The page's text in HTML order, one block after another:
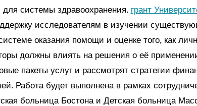
системы здравоохранения. грант
исследователям в изучении
оказания помощи и оценке того, как
должны влиять на решения о её
пакеты услуг и рассмотрят стратегии
Работа будет выполнена в рамках
больница Бостона и Детская больница